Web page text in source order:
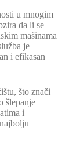
u mnogim
da li se
mašinama
je
i efikasan
što znači
šlepanje
i